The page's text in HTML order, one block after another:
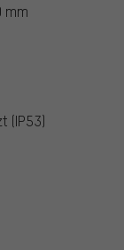
mm
(IP53)